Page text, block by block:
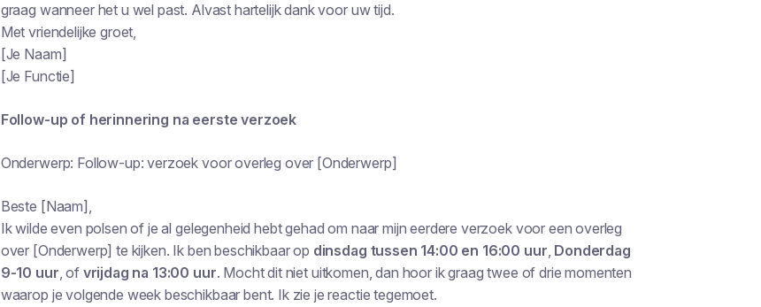
graag wanneer het u wel past. Alvast hartelijk dank voor uw tijd.
Met vriendelijke groet,
[Je Naam]
[Je Functie]
Follow-up of herinnering na eerste verzoek
Onderwerp: Follow-up: verzoek voor overleg over [Onderwerp]
Beste [Naam],
Ik wilde even polsen of je al gelegenheid hebt gehad om naar mijn eerdere verzoek voor een overleg
over [Onderwerp] te kijken. Ik ben beschikbaar op dinsdag tussen 14:00 en 16:00 uur, Donderdag
9-10 uur, of vrijdag na 13:00 uur. Mocht dit niet uitkomen, dan hoor ik graag twee of drie momenten
waarop je volgende week beschikbaar bent. Ik zie je reactie tegemoet.